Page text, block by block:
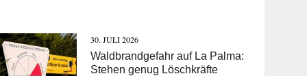
30. JULI 2026
Waldbrandgefahr auf La Palma:
Stehen genug Löschkräfte